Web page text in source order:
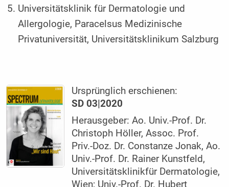
Universitätsklinik für Dermatologie und
Allergologie, Paracelsus Medizinische
Privatuniversität, Universitätsklinikum Salzburg
Ursprünglich erschienen:
SD 03|2020
Herausgeber: Ao. Univ.-Prof. Dr.
Christoph Höller, Assoc. Prof.
Priv.-Doz. Dr. Constanze Jonak, Ao.
Univ.-Prof. Dr. Rainer Kunstfeld,
Universitätsklinikfür Dermatologie,
Wien; Univ.-Prof. Dr. Hubert